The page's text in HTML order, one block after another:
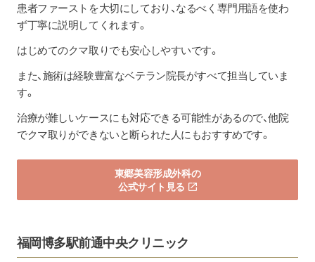
患者ファーストを大切にしており、なるべく専門用語を使わ
ず丁寧に説明してくれます。
はじめてのクマ取りでも安心しやすいです。
また、施術は経験豊富なベテラン院長がすべて担当していま
す。
治療が難しいケースにも対応できる可能性があるので、他院
でクマ取りができないと断られた人にもおすすめです。
東郷美容形成外科の
公式サイト見る
福岡博多駅前通中央クリニック